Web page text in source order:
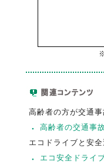
高齢者の方が交通
高齢者の交通事
エコドライブと安
エコ安全ドライ